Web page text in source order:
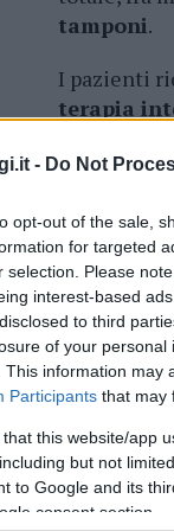
- Do Not
opt-out of the sale,
for targeted
selection. Please
interest-based
to third
of your personal
This information may
Participants that may
that this website/app
but not
to Google and its
consent section.
tamponi.
I pazienti
terapia
sono148(-8).
di74e90anni,
di Cagliari .
cliccandoqui